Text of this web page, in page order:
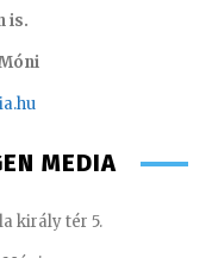
is.
MEDIA
király tér 5.